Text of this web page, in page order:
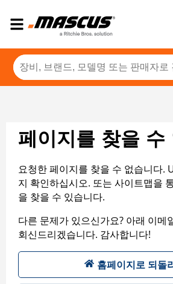
페이지를 찾을 수
요청한 페이지를 찾을 수 없습니다.
지 확인하십시오. 또는 사이트맵을
을 찾을 수 있습니다.
다른 문제가 있으신가요? 아래 이메
회신드리겠습니다. 감사합니다!
홈페이지로 되돌